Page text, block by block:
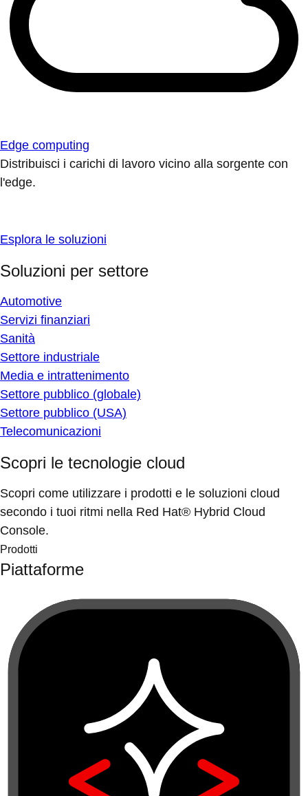
Edge computing
Distribuisci i carichi di lavoro vicino alla sorgente con
l'edge.
Esplora le soluzioni
Soluzioni per settore
Automotive
Servizi finanziari
Sanità
Settore industriale
Media e intrattenimento
Settore pubblico (globale)
Settore pubblico (USA)
Telecomunicazioni
Scopri le tecnologie cloud
Scopri come utilizzare i prodotti e le soluzioni cloud
secondo i tuoi ritmi nella Red Hat® Hybrid Cloud
Console.
Prodotti
Piattaforme